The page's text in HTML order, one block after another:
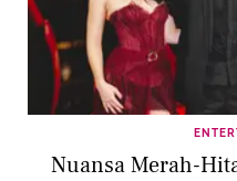
Nuansa Merah-